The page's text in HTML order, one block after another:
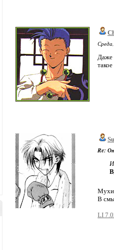
Даже
Re:
Мухи
В
LI